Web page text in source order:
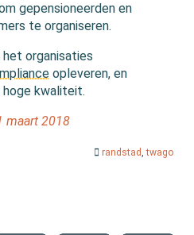
gepensioneerden en
te organiseren.
organisaties
opleveren, en
kwaliteit.
maart 2018
randstad,twago